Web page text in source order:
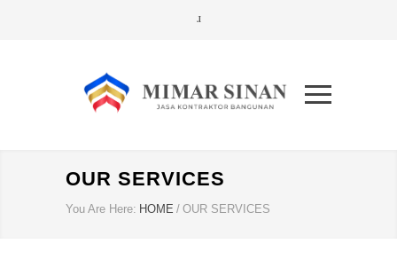
OUR SERVICES
You Are Here: HOME / OUR SERVICES